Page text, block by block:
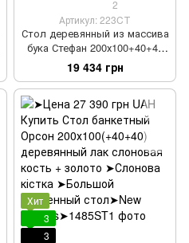
2
Артикул: 223CТ
Стол деревянный из массива
бука Стефан 200х100+40+40
лак орех
19 434 грн
Хит
3
3